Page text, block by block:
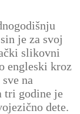
je za svoj
slikovni
engleski kroz
na
tri godine je
dete.